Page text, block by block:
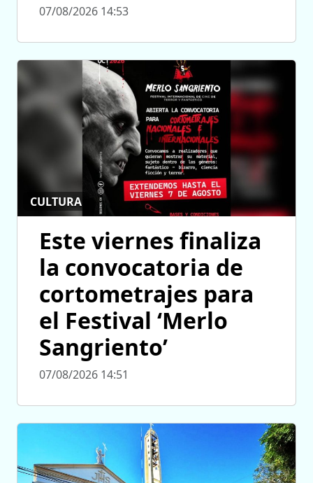
07/08/2026 14:53
CULTURA
Este viernes finaliza
la convocatoria de
cortometrajes para
el Festival ‘Merlo
Sangriento’
07/08/2026 14:51